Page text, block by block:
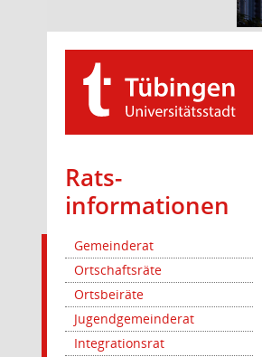
Rats­
informationen
Gemeinderat
Ortschaftsräte
Ortsbeiräte
Jugendgemeinderat
Integrationsrat